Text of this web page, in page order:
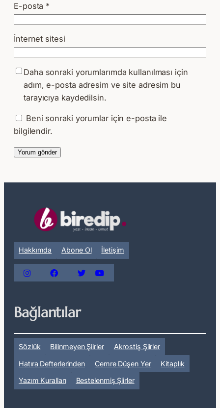
E-posta *
İnternet sitesi
Daha sonraki yorumlarımda kullanılması için
adım, e-posta adresim ve site adresim bu
tarayıcıya kaydedilsin.
Beni sonraki yorumlar için e-posta ile
bilgilendir.
Hakkımda Abone Ol İletişim
Bağlantılar
Sözlük Bilinmeyen Şiirler Akrostiş Şiirler
Hatıra Defterlerinden Cemre Düşen Yer Kitaplık
Yazım Kuralları Bestelenmiş Şiirler